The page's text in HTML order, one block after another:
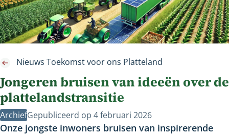
Jongeren bruisen van ideeën over de
plattelandstransitie
ArchiefGepubliceerd op 4 februari 2026
Nieuws Toekomst voor ons Platteland
Onze jongste inwoners bruisen van inspirerende